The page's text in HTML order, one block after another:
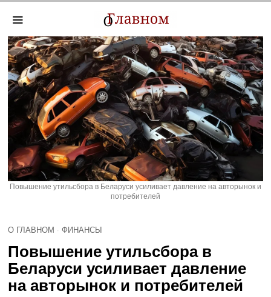
Повышение утильсбора в Беларуси усиливает давление на авторынок и
потребителей
О ГЛАВНОМ · ФИНАНСЫ
Повышение утильсбора в
Беларуси усиливает давление
на авторынок и потребителей